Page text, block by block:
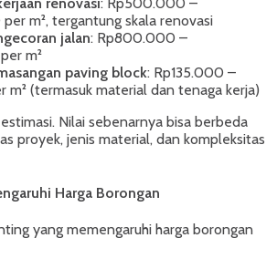
m², tergantung skala renovasi
jalan: Rp800.000 –
m²
paving block: Rp135.000 –
m² (termasuk material dan tenaga kerja)
Nilai sebenarnya bisa berbeda
proyek, jenis material, dan kompleksitas
Harga Borongan
yang memengaruhi harga borongan